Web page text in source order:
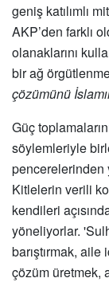
geniş katılımlı
AKP’den farklı
olanaklarını
bir ağ
çözümünü
Güç
söylemleriyle
pencerelerinden
Kitlelerin verili
kendileri
yöneliyorlar.
barıştırmak,
çözüm üretmek,